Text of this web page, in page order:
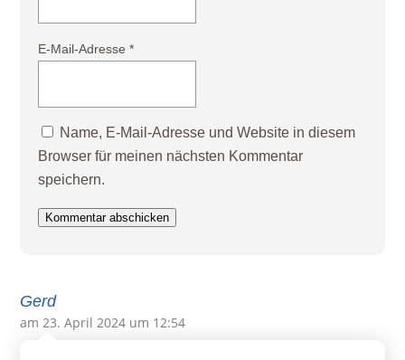
Gerd
am 23. April 2024 um 12:54
E-Mail-Adresse*
Name, E-Mail-Adresse und Website in diesem
Browser für meinen nächsten Kommentar
speichern.
Kommentar abschicken